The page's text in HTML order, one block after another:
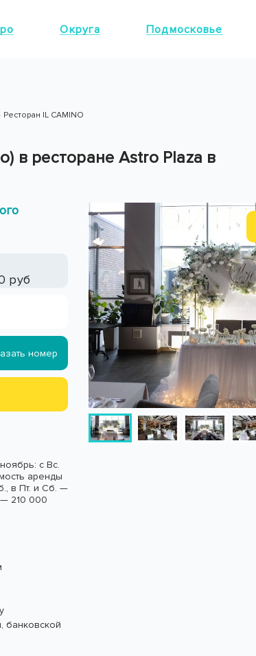
Округа Подмосковье
Ресторан IL CAMINO
в ресторане Astro Plaza в
руб
номер
с Вс.
аренды
в Пт. и Сб. —
210 000
банковской